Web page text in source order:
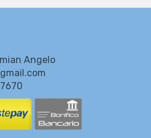
Angelo